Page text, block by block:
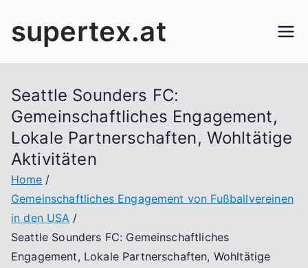
supertex.at
Seattle Sounders FC:
Gemeinschaftliches Engagement,
Lokale Partnerschaften, Wohltätige
Aktivitäten
Home
Gemeinschaftliches Engagement von Fußballvereinen
in den USA
Seattle Sounders FC: Gemeinschaftliches
Engagement, Lokale Partnerschaften, Wohltätige